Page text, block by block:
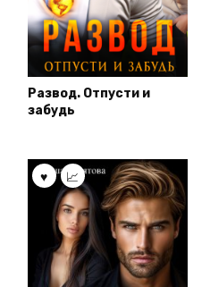
Развод. Отпусти и
забудь